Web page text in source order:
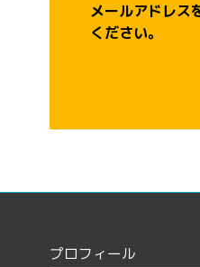
メールアドレス
ください。
プロフィール